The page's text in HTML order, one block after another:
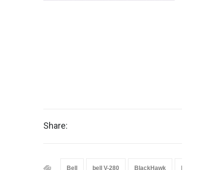
Share:
Bell bell V-280 BlackHawk helicoptero